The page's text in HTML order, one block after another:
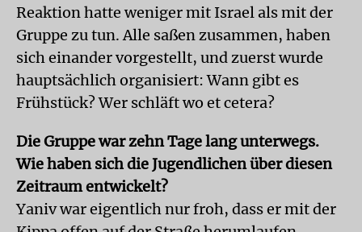
Reaktion hatte weniger mit Israel als mit der
Gruppe zu tun. Alle saßen zusammen, haben
sich einander vorgestellt, und zuerst wurde
hauptsächlich organisiert: Wann gibt es
Frühstück? Wer schläft wo et cetera?
Die Gruppe war zehn Tage lang unterwegs.
Wie haben sich die Jugendlichen über diesen
Zeitraum entwickelt?
Yaniv war eigentlich nur froh, dass er mit der